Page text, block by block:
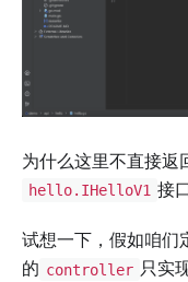
为什么这里不直接返
hello.IHelloV1 接
试想一下，假如咱们
的 controller 只实